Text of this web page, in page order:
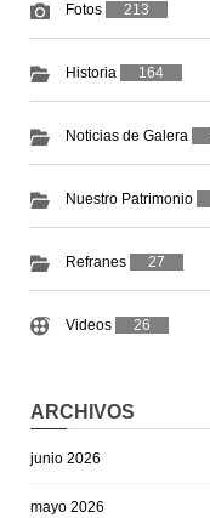
Fotos 213
Historia 164
Noticias de Galera
Nuestro Patrimonio
Refranes 27
Videos 26
ARCHIVOS
junio 2026
mayo 2026